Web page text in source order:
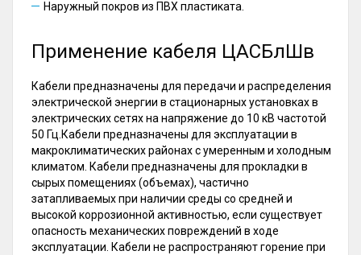
Наружный покров из ПВХ пластиката.
Применение кабеля ЦАСБлШв
Кабели предназначены для передачи и распределения
электрической энергии в стационарных установках в
электрических сетях на напряжение до 10 кВ частотой
50 Гц.Кабели предназначены для эксплуатации в
макроклиматических районах с умеренным и холодным
климатом. Кабели предназначены для прокладки в
сырых помещениях (объемах), частично
затапливаемых при наличии среды со средней и
высокой коррозионной активностью, если существует
опасность механических повреждений в ходе
эксплуатации. Кабели не распространяют горение при